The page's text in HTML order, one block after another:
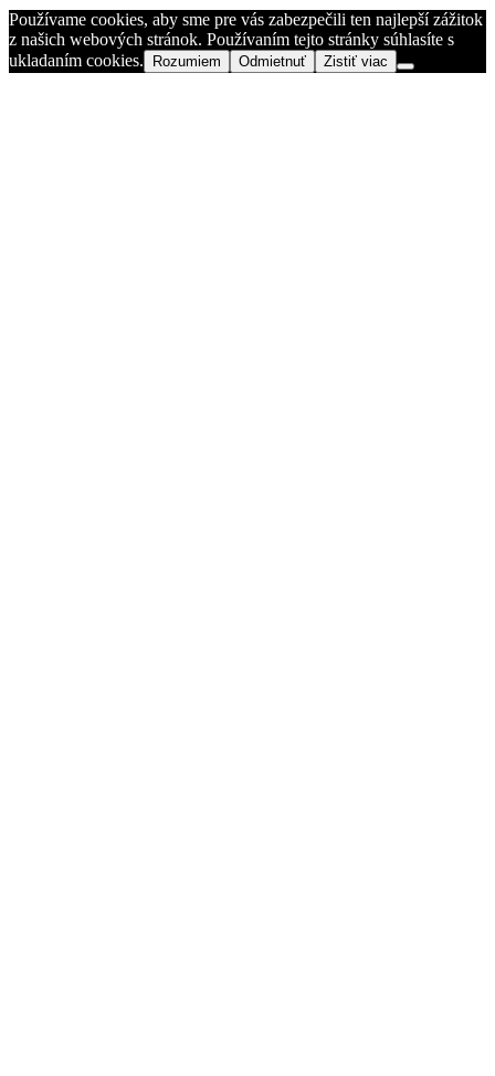
Používame cookies, aby sme pre vás zabezpečili ten najlepší zážitok
z našich webových stránok. Používaním tejto stránky súhlasíte s
ukladaním cookies.
Rozumiem Odmietnuť Zistiť viac